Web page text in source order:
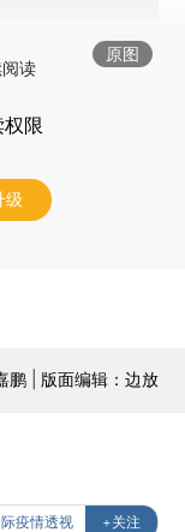
原图
读
权限
级
鹏 | 版面编辑：边放
疫情透视 +关注